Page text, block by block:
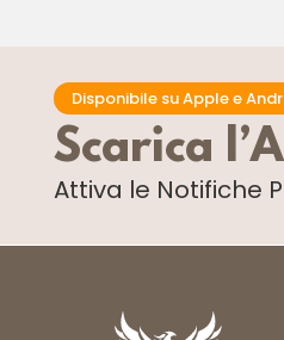
Disponibile su Apple e
Scarica
Attiva le Notifiche